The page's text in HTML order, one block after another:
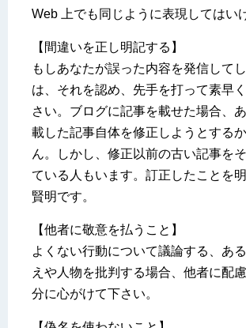
Web 上でも同じように表現してはい
【間違いを正し明記する】
もしあなたが誤った内容を発信して
は、それを認め、先手を打って素早
さい。ブログに記事を載せた場合、
載した記事自体を修正しようとする
ん。しかし、修正以前の古い記事を
ている人もいます。訂正したことを
賢明です。
【他者に敬意を払うこと】
よくない行動について議論する、あ
えや人物を批判する場合、他者に配
分に心がけて下さい。